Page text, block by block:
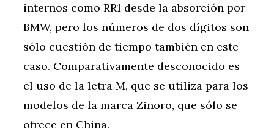
internos como RR1 desde la absorción por
BMW, pero los números de dos dígitos son
sólo cuestión de tiempo también en este
caso. Comparativamente desconocido es
el uso de la letra M, que se utiliza para los
modelos de la marca Zinoro, que sólo se
ofrece en China.